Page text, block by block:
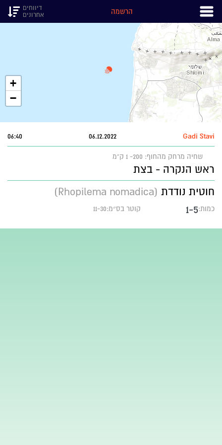
הרשמה
דיווחים
אחרונים
+
−
Gadi Stavi
06.12.2022
06:40
שחיה מרחק מהחוף: 200- 1 ק"מ
ראש הנקרה - בצת
חוטית נודדת (Rhopilema nomadica)
כמות:1-5 קוטר בס״מ:11-30